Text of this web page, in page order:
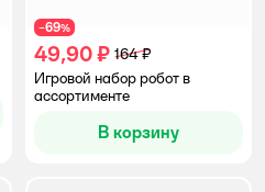
−69%
49,90 ₽ 164 ₽
Игровой набор робот в
ассортименте
В корзину